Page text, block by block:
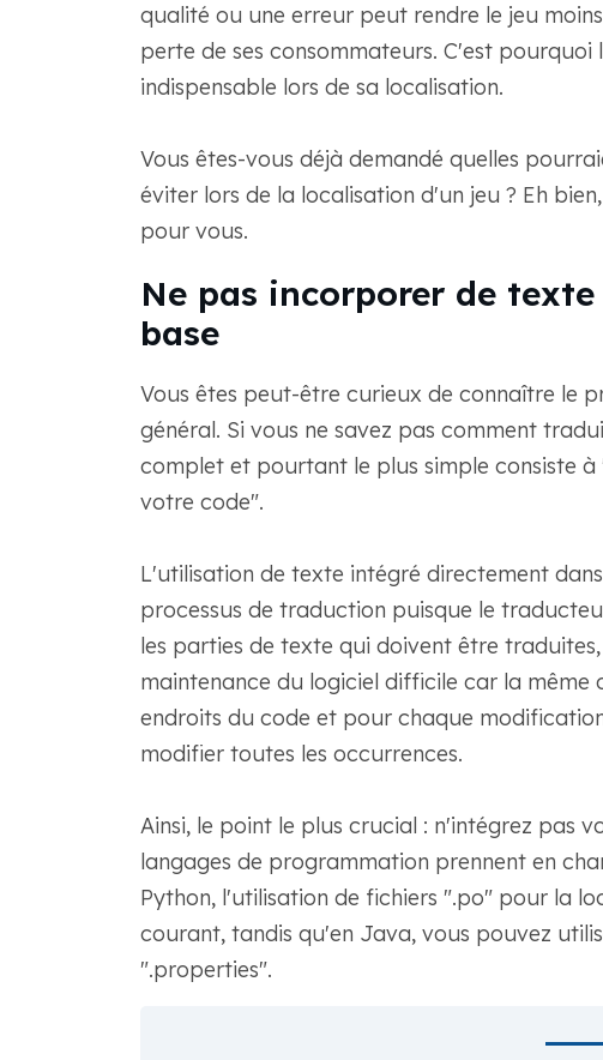
qualité ou une erreur peut rendre le jeu
perte de ses consommateurs. C'est pourquoi
indispensable lors de sa localisation.
Vous êtes-vous déjà demandé quelles
éviter lors de la localisation d'un jeu ? Eh
pour vous.
Ne pas incorporer de
base
Vous êtes peut-être curieux de connaître le
général. Si vous ne savez pas comment
complet et pourtant le plus simple consiste
votre code".
L'utilisation de texte intégré directement
processus de traduction puisque le
les parties de texte qui doivent être
maintenance du logiciel difficile car la
endroits du code et pour chaque
modifier toutes les occurrences.
Ainsi, le point le plus crucial : n'intégrez pas
langages de programmation prennent en
Python, l'utilisation de fichiers ".po" pour la
courant, tandis qu'en Java, vous pouvez
".properties".